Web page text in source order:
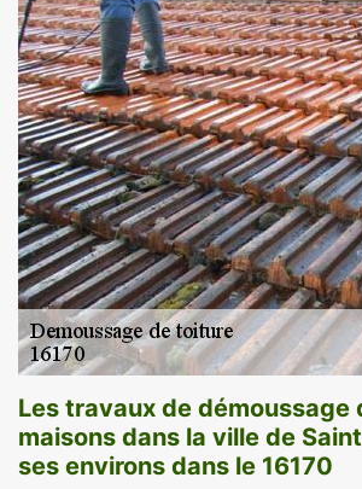
Les travaux de démoussage
maisons dans la ville de
ses environs dans le 16170